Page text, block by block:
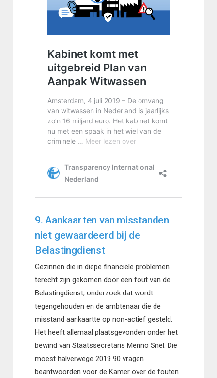
9. Aankaarten van misstanden
niet gewaardeerd bij de
Belastingdienst
Gezinnen die in diepe financiële problemen
terecht zijn gekomen door een fout van de
Belastingdienst, onderzoek dat wordt
tegengehouden en de ambtenaar die de
misstand aankaartte op non-actief gesteld.
Het heeft allemaal plaatsgevonden onder het
bewind van Staatssecretaris Menno Snel. Die
moest halverwege 2019 90 vragen
beantwoorden voor de Kamer over de fouten